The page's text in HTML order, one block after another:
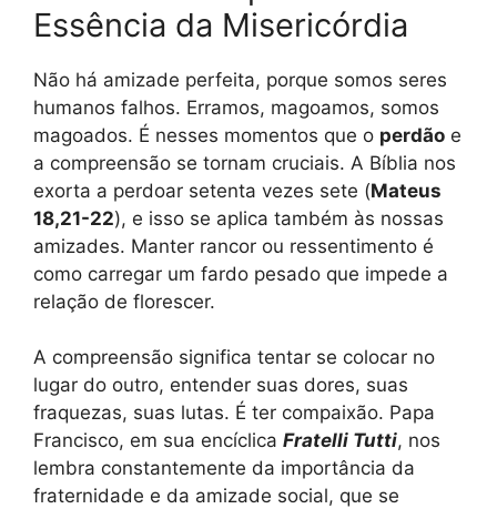
Essência da Misericórdia
Não há amizade perfeita, porque somos seres
humanos falhos. Erramos, magoamos, somos
magoados. É nesses momentos que o perdão e
a compreensão se tornam cruciais. A Bíblia nos
exorta a perdoar setenta vezes sete (Mateus
18,21-22), e isso se aplica também às nossas
amizades. Manter rancor ou ressentimento é
como carregar um fardo pesado que impede a
relação de florescer.
A compreensão significa tentar se colocar no
lugar do outro, entender suas dores, suas
fraquezas, suas lutas. É ter compaixão. Papa
Francisco, em sua encíclica Fratelli Tutti, nos
lembra constantemente da importância da
fraternidade e da amizade social, que se